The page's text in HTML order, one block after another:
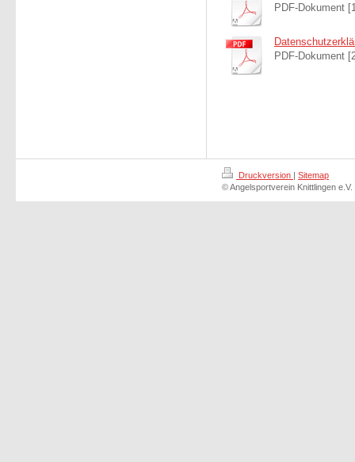
PDF-Dokument
PDF-Dokument
Druckversion | Sitemap
© Angelsportverein Knittlingen e.V.